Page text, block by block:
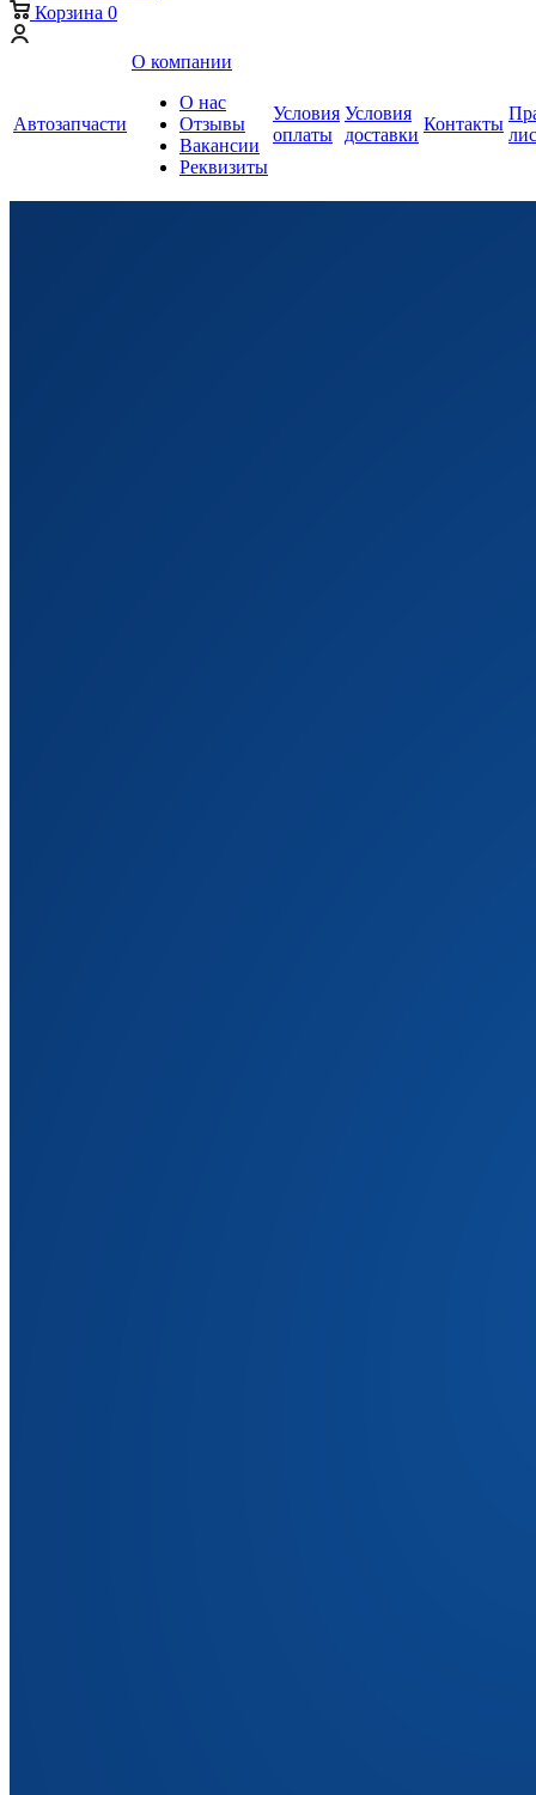
Корзина 0
Автозапчасти
О компании
О нас
Отзывы
Вакансии
Реквизиты
Условия
оплаты
Условия
доставки
Контакты